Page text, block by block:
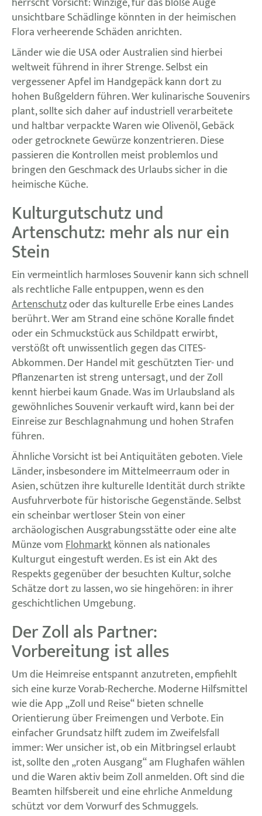
unsichtbare Schädlinge könnten in der heimischen
Flora verheerende Schäden anrichten.
Länder wie die USA oder Australien sind hierbei
weltweit führend in ihrer Strenge. Selbst ein
vergessener Apfel im Handgepäck kann dort zu
hohen Bußgeldern führen. Wer kulinarische Souvenirs
plant, sollte sich daher auf industriell verarbeitete
und haltbar verpackte Waren wie Olivenöl, Gebäck
oder getrocknete Gewürze konzentrieren. Diese
passieren die Kontrollen meist problemlos und
bringen den Geschmack des Urlaubs sicher in die
heimische Küche.
Kulturgutschutz und
Artenschutz: mehr als nur ein
Stein
Ein vermeintlich harmloses Souvenir kann sich schnell
als rechtliche Falle entpuppen, wenn es den
Artenschutzoder das kulturelle Erbe eines Landes
berührt. Wer am Strand eine schöne Koralle findet
oder ein Schmuckstück aus Schildpatt erwirbt,
verstößt oft unwissentlich gegen das CITES-
Abkommen. Der Handel mit geschützten Tier- und
Pflanzenarten ist streng untersagt, und der Zoll
kennt hierbei kaum Gnade. Was im Urlaubsland als
gewöhnliches Souvenir verkauft wird, kann bei der
Einreise zur Beschlagnahmung und hohen Strafen
führen.
Ähnliche Vorsicht ist bei Antiquitäten geboten. Viele
Länder, insbesondere im Mittelmeerraum oder in
Asien, schützen ihre kulturelle Identität durch strikte
Ausfuhrverbote für historische Gegenstände. Selbst
ein scheinbar wertloser Stein von einer
archäologischen Ausgrabungsstätte oder eine alte
Münze vomFlohmarktkönnen als nationales
Kulturgut eingestuft werden. Es ist ein Akt des
Respekts gegenüber der besuchten Kultur, solche
Schätze dort zu lassen, wo sie hingehören: in ihrer
geschichtlichen Umgebung.
Der Zoll als Partner:
Vorbereitung ist alles
Um die Heimreise entspannt anzutreten, empfiehlt
sich eine kurze Vorab-Recherche. Moderne Hilfsmittel
wie die App „Zoll und Reise“ bieten schnelle
Orientierung über Freimengen und Verbote. Ein
einfacher Grundsatz hilft zudem im Zweifelsfall
immer: Wer unsicher ist, ob ein Mitbringsel erlaubt
ist, sollte den „roten Ausgang“ am Flughafen wählen
und die Waren aktiv beim Zoll anmelden. Oft sind die
Beamten hilfsbereit und eine ehrliche Anmeldung
schützt vor dem Vorwurf des Schmuggels.